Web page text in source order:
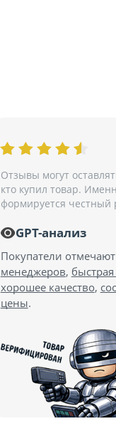
Отзывы могут
кто купил товар.
формируется честный
GPT-анализ
Покупатели
менеджеров, быстрая
хорошее качество,
цены.